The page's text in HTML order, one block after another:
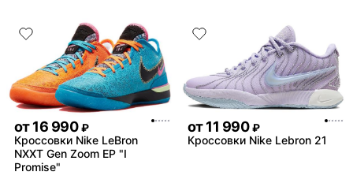
от16 990 ₽
Кроссовки Nike LeBron
NXXT Gen Zoom EP "I
Promise"
от11 990 ₽
Кроссовки Nike Lebron 21